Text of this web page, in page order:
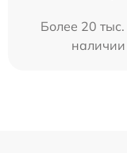
Более 20